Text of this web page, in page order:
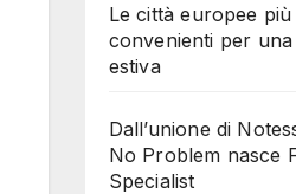
Le città europee più
convenienti per
estiva
Dall’unione di
No Problem nasce
Specialist